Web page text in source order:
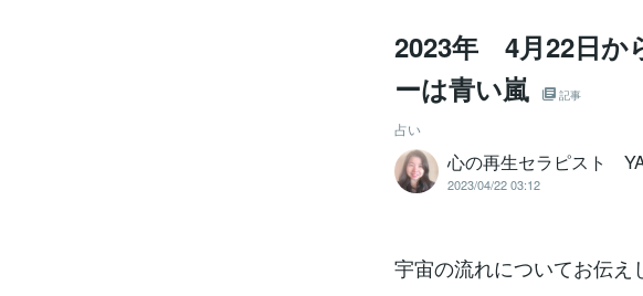
2023年 4月22日か
ーは青い嵐
記事
占い
心の再生セラピスト
2023/04/22 03:12
宇宙の流れについてお伝え